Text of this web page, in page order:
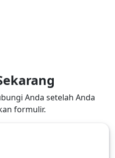
Anda setelah Anda
formulir.